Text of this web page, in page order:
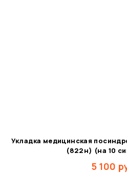
Укладка медицинская
(822н) (на 10
5 100